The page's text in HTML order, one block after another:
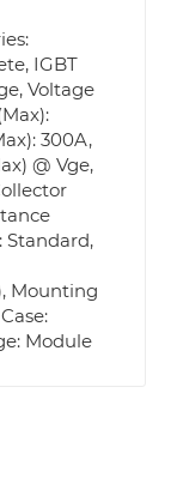
IGBT
Voltage
300A,
@ Vge,
Standard,
Mounting
Module